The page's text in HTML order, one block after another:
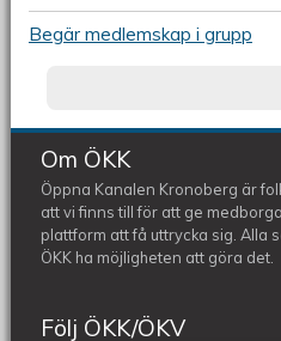
Begär medlemskap i grupp
Om ÖKK
Öppna Kanalen Kronoberg är
att vi finns till för att ge
plattform att få uttrycka sig. Alla
ÖKK ha möjligheten att göra det.
Följ ÖKK/ÖKV